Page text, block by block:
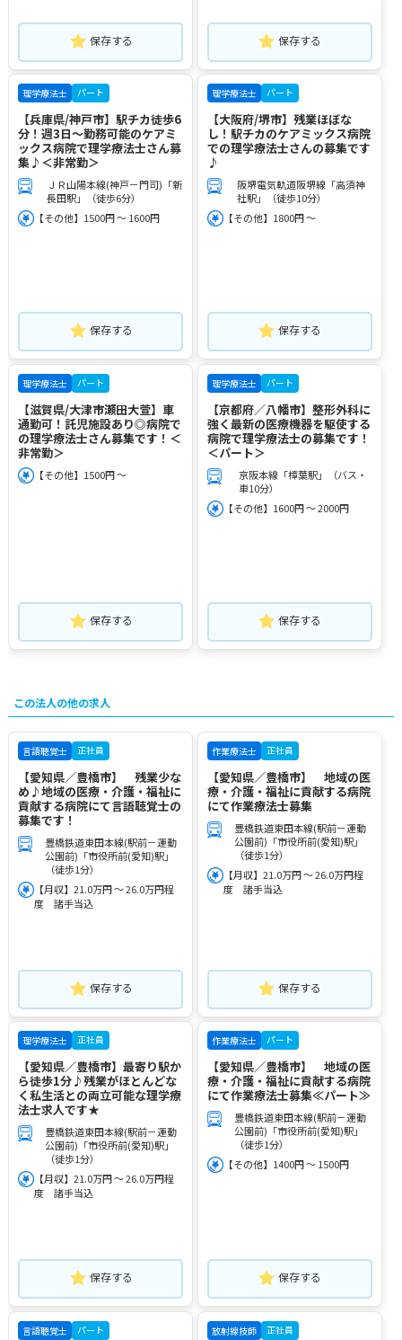
保存する 保存する
理学療法士 パート
【兵庫県/神戸市】駅チカ徒歩6
分！週3日～勤務可能のケアミ
ックス病院で理学療法士さん募
集♪＜非常勤＞
ＪＲ山陽本線(神戸－門司)「新
長田駅」（徒歩6分）
【その他】1500円 ～ 1600円
保存する
理学療法士 パート
【大阪府/堺市】残業ほぼな
し！駅チカのケアミックス病院
での理学療法士さんの募集です
♪
阪堺電気軌道阪堺線「高須神
社駅」（徒歩10分）
【その他】1800円 ～
保存する
理学療法士 パート
【滋賀県/大津市瀬田大萱】車
通勤可！託児施設あり◎病院で
の理学療法士さん募集です！＜
非常勤＞
【その他】1500円 ～
保存する
理学療法士 パート
【京都府／八幡市】整形外科に
強く最新の医療機器を駆使する
病院で理学療法士の募集です！
＜パート＞
京阪本線「樟葉駅」（バス・
車10分）
【その他】1600円 ～ 2000円
保存する
この法人の他の求人
言語聴覚士 正社員
【愛知県／豊橋市】 残業少な
め♪地域の医療・介護・福祉に
貢献する病院にて言語聴覚士の
募集です！
豊橋鉄道東田本線(駅前－運動
公園前)「市役所前(愛知)駅」
（徒歩1分）
【月収】21.0万円 ～ 26.0万円程
度 諸手当込
保存する
作業療法士 正社員
【愛知県／豊橋市】 地域の医
療・介護・福祉に貢献する病院
にて作業療法士募集
豊橋鉄道東田本線(駅前－運動
公園前)「市役所前(愛知)駅」
（徒歩1分）
【月収】21.0万円 ～ 26.0万円程
度 諸手当込
保存する
理学療法士 正社員
【愛知県／豊橋市】最寄り駅か
ら徒歩1分♪残業がほとんどな
く私生活との両立可能な理学療
法士求人です★
豊橋鉄道東田本線(駅前－運動
公園前)「市役所前(愛知)駅」
（徒歩1分）
【月収】21.0万円 ～ 26.0万円程
度 諸手当込
保存する
作業療法士 パート
【愛知県／豊橋市】 地域の医
療・介護・福祉に貢献する病院
にて作業療法士募集≪パート≫
豊橋鉄道東田本線(駅前－運動
公園前)「市役所前(愛知)駅」
（徒歩1分）
【その他】1400円 ～ 1500円
保存する
言語聴覚士 パート 放射線技師 正社員